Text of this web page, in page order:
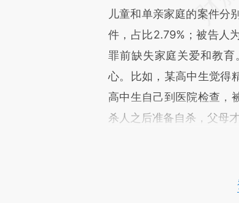
儿童和单亲家庭的案件分
件，占比2.79%；被告人
罪前缺失家庭关爱和教
心。比如，某高中生觉得
高中生自己到医院检查，
杀人之后准备自杀，父母